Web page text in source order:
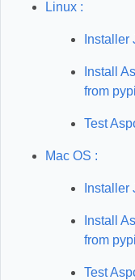
Linux :
Installer
Install
from pypi
Test
Mac OS :
Installer
Install
from pypi
Test